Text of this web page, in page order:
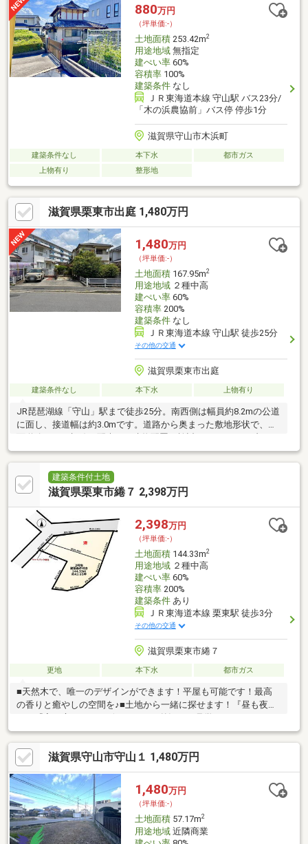
880万円
（坪単価:-）
土地面積253.42m2
用途地域無指定
建ぺい率60%
容積率100%
建築条件なし
ＪＲ東海道本線 守山駅 バス23分/
「木の浜農協前」バス停 停歩1分
滋賀県守山市木浜町
建築条件なし 本下水
都市ガス
上物有り
整形地
滋賀県栗東市出庭 1,480万円
1,480万円
（坪単価:-）
土地面積167.95m2
用途地域２種中高
建ぺい率60%
容積率200%
建築条件なし
ＪＲ東海道本線 守山駅 徒歩25分
その他の交通
滋賀県栗東市出庭
建築条件なし 本下水 上物有り
JR琵琶湖線「守山」駅まで徒歩25分。南西側は幅員約8.2mの公道
に面し、接道幅は約3.0mです。道路から奥まった敷地形状で、前
レブン栗東出庭店まで約470m、業務スーパー栗東店まで約
740m、ドラッグユタカ栗東高野店まで約1 280m。葉山小学校ま
で約1 800m、葉山中学校まで約2 330mです。上水道・下水道・集
中プロパンガス・電気の設備あり。現況は昭和62年8月築、延床
公共物占用許可が必要です。現地で接道状況や敷地の奥行きをご
確認ください。
建築条件付土地
滋賀県栗東市綣７ 2,398万円
2,398万円
（坪単価:-）
土地面積144.33m2
用途地域２種中高
建ぺい率60%
容積率200%
建築条件あり
ＪＲ東海道本線 栗東駅 徒歩3分
その他の交通
滋賀県栗東市綣７
更地 本下水 都市ガス
■天然木で、唯一のデザインができます！平屋も可能です！最高
の香りと癒やしの空間を♪■土地から一緒に探せます！『昼も夜
から様々な価格帯で提案が受けられる！『家事ラク動線』『収
納』、経験豊かな設計士が子育て・老後まで考えた【間取り】を
体感してみてください
滋賀県守山市守山１ 1,480万円
1,480万円
（坪単価:-）
土地面積57.17m2
用途地域近隣商業